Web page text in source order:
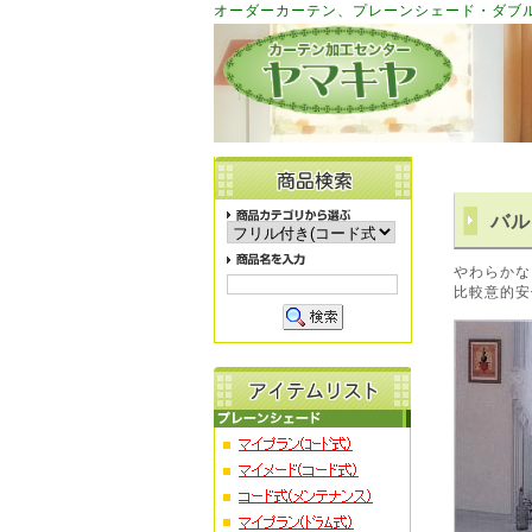
オーダーカーテン、プレーンシェード・ダ
バ
やわらか
比較意的